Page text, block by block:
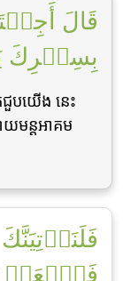
قَالَ
بِسِحۡرِكَ
បយើង នេះ
មន្ដអាគម
فَٱجۡعَلۡ